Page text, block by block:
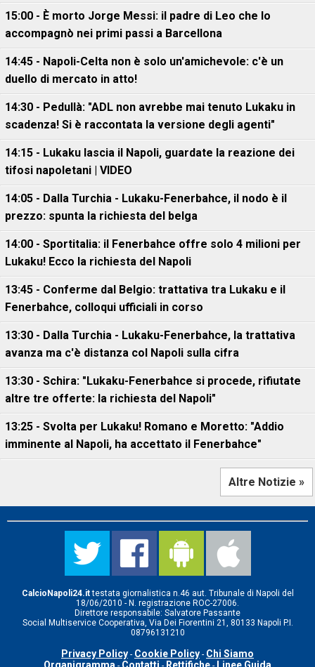
15:00 - È morto Jorge Messi: il padre di Leo che lo
accompagnò nei primi passi a Barcellona
14:45 - Napoli-Celta non è solo un'amichevole: c'è un
duello di mercato in atto!
14:30 - Pedullà: "ADL non avrebbe mai tenuto Lukaku in
scadenza! Si è raccontata la versione degli agenti"
14:15 - Lukaku lascia il Napoli, guardate la reazione dei
tifosi napoletani | VIDEO
14:05 - Dalla Turchia - Lukaku-Fenerbahce, il nodo è il
prezzo: spunta la richiesta del belga
14:00 - Sportitalia: il Fenerbahce offre solo 4 milioni per
Lukaku! Ecco la richiesta del Napoli
13:45 - Conferme dal Belgio: trattativa tra Lukaku e il
Fenerbahce, colloqui ufficiali in corso
13:30 - Dalla Turchia - Lukaku-Fenerbahce, la trattativa
avanza ma c'è distanza col Napoli sulla cifra
13:30 - Schira: "Lukaku-Fenerbahce si procede, rifiutate
altre tre offerte: la richiesta del Napoli"
13:25 - Svolta per Lukaku! Romano e Moretto: "Addio
imminente al Napoli, ha accettato il Fenerbahce"
Altre Notizie »
CalcioNapoli24.ittestata giornalistica n.46 aut. Tribunale di Napoli del
18/06/2010 - N. registrazione ROC-27006.
Direttore responsabile: Salvatore Passante
Social Multiservice Cooperativa, Via Dei Fiorentini 21, 80133 Napoli P.I.
08796131210
Privacy Policy - Cookie Policy - Chi Siamo